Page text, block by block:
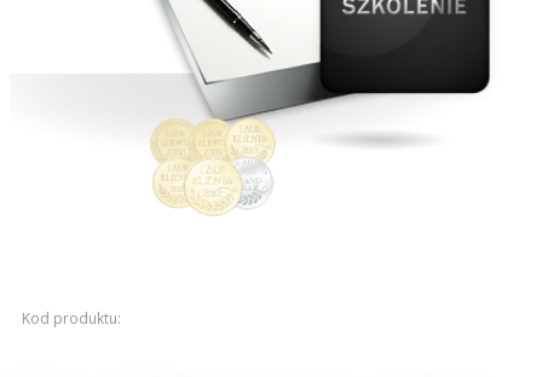
Kod produktu: